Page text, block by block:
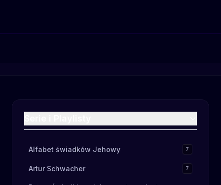
Alfabet świadków Jehowy 7
Artur Schwacher 7